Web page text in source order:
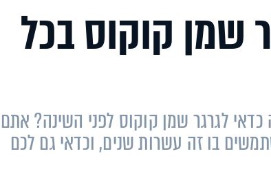
שמן קוקוס בכל
לגרגר שמן קוקוס לפני השינה? אתם
בו זה עשרות שנים, וכדאי גם לכם